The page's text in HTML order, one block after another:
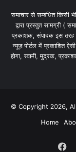
समाचार से सम्बंधित किसी
द्वारा प्रस्तुत सामग्री (
प्रकाशक, संपादक इस तरह
न्यूज़ पोर्टल में प्रकाशित
होगा, स्वामी, मुद्रक,
© Copyright 2026,
Home